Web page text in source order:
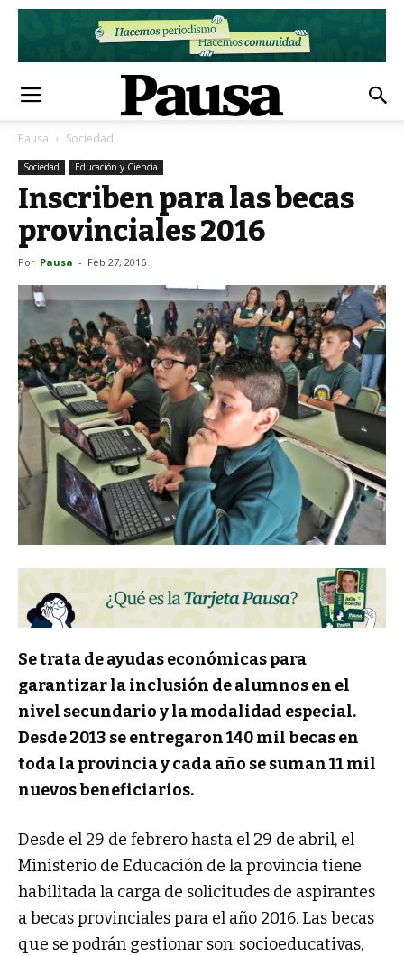
Pausa Sociedad
Sociedad Educación y Ciencia
Inscriben para las becas
provinciales 2016
Por Pausa - Feb 27, 2016
Se trata de ayudas económicas para
garantizar la inclusión de alumnos en el
nivel secundario y la modalidad especial.
Desde 2013 se entregaron 140 mil becas en
toda la provincia y cada año se suman 11 mil
nuevos beneficiarios.
Desde el 29 de febrero hasta el 29 de abril, el
Ministerio de Educación de la provincia tiene
habilitada la carga de solicitudes de aspirantes
a becas provinciales para el año 2016. Las becas
que se podrán gestionar son: socioeducativas,